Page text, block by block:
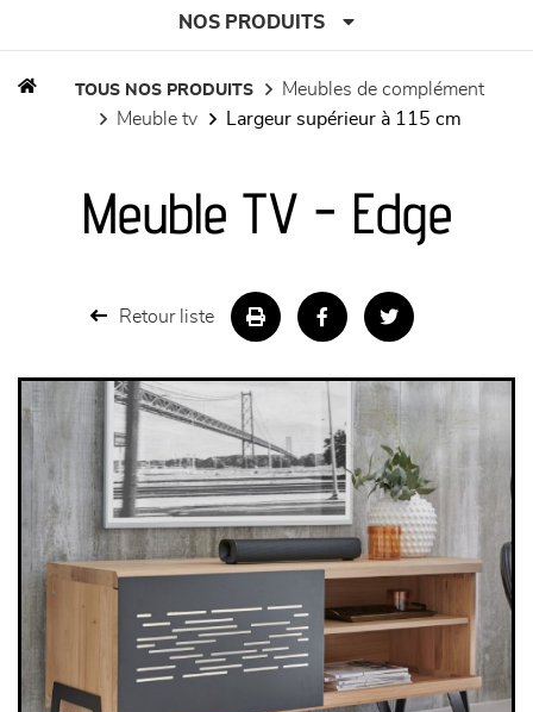
NOS PRODUITS
séjours
chambres et dressing
décoration
TOUS NOS PRODUITS
meubles de complément
meuble tv
largeur supérieur à 115 cm
Meuble TV - Edge
Retour liste